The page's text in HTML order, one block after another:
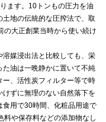
ます。10トンもの圧力を油
地の伝統的な圧搾法で、取
の大正創業当時から使い続け
媒浸出法と比較しても、栄
油は一晩静かに置いて不純
、活性炭フィルター等で時
ずに無理のない自然落下を
食用で30時間、化粧品用途で
や保存料などの添加物なし